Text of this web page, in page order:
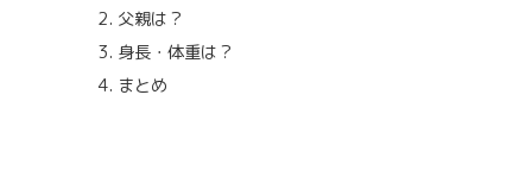
父親は？
身長・体重は？
まとめ